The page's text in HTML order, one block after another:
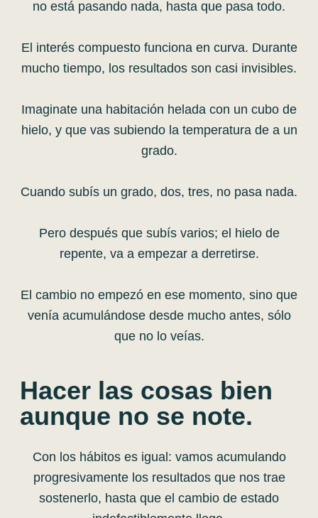
no está pasando nada, hasta que pasa todo.
El interés compuesto funciona en curva. Durante
mucho tiempo, los resultados son casi invisibles.
Imaginate una habitación helada con un cubo de
hielo, y que vas subiendo la temperatura de a un
grado.
Cuando subís un grado, dos, tres, no pasa nada.
Pero después que subís varios; el hielo de
repente, va a empezar a derretirse.
El cambio no empezó en ese momento, sino que
venía acumulándose desde mucho antes, sólo
que no lo veías.
Hacer las cosas bien
aunque no se note.
Con los hábitos es igual: vamos acumulando
progresivamente los resultados que nos trae
sostenerlo, hasta que el cambio de estado